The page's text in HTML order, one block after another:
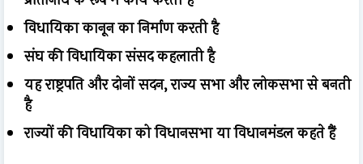
विधायिका कानून का निर्माण करती है
संघ की विधायिका संसद कहलाती है
यह राष्ट्रपति और दोनों सदन, राज्य सभा और लोकसभा से बनती
है
राज्यों की विधायिका को विधानसभा या विधानमंडल कहते हैं